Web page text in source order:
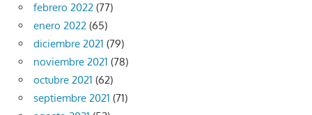
febrero 2022 (77)
enero 2022 (65)
diciembre 2021 (79)
noviembre 2021 (78)
octubre 2021 (62)
septiembre 2021 (71)